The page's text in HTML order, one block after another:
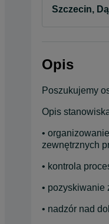
Szczecin,
Opis
Poszukujemy
Opis
•
zewnętrznych
• kontrola
• pozyskiwanie
• nadzór nad